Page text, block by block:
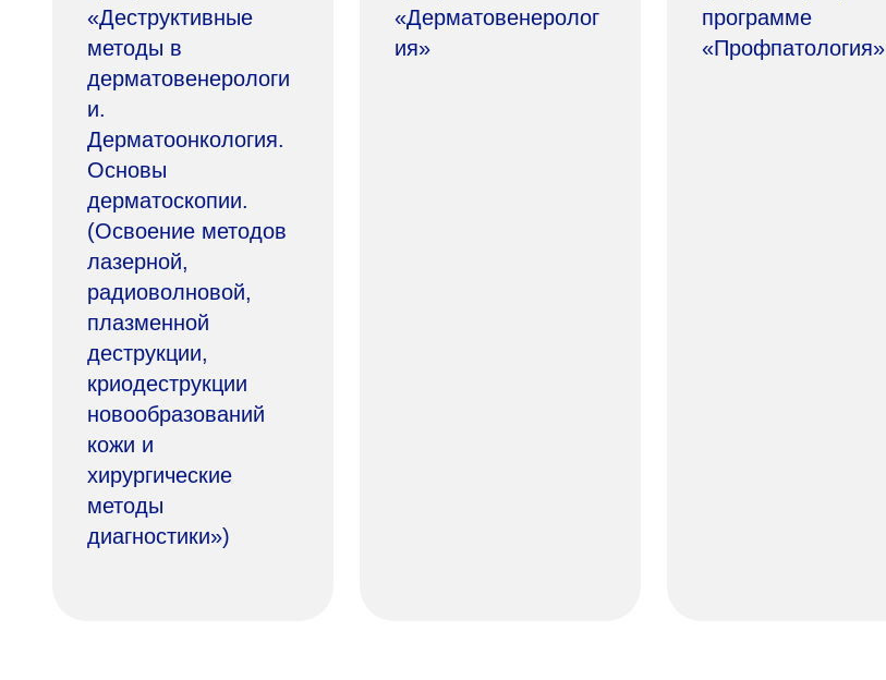
«Деструктивные
методы в
дерматовенерологи
и.
Дерматоонкология.
Основы
дерматоскопии.
(Освоение методов
лазерной,
радиоволновой,
плазменной
деструкции,
криодеструкции
новообразований
кожи и
хирургические
методы
диагностики»)
«Дерматовенеролог
ия»
программе
«Профпатология»